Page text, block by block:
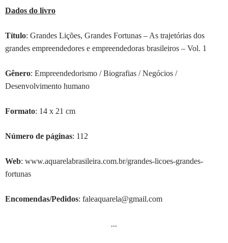
Dados do livro
Título: Grandes Lições, Grandes Fortunas – As trajetórias dos
grandes empreendedores e empreendedoras brasileiros – Vol. 1
Gênero: Empreendedorismo / Biografias / Negócios /
Desenvolvimento humano
Formato: 14 x 21 cm
Número de páginas: 112
Web: www.aquarelabrasileira.com.br/grandes-licoes-grandes-
fortunas
Encomendas/Pedidos: faleaquarela@gmail.com